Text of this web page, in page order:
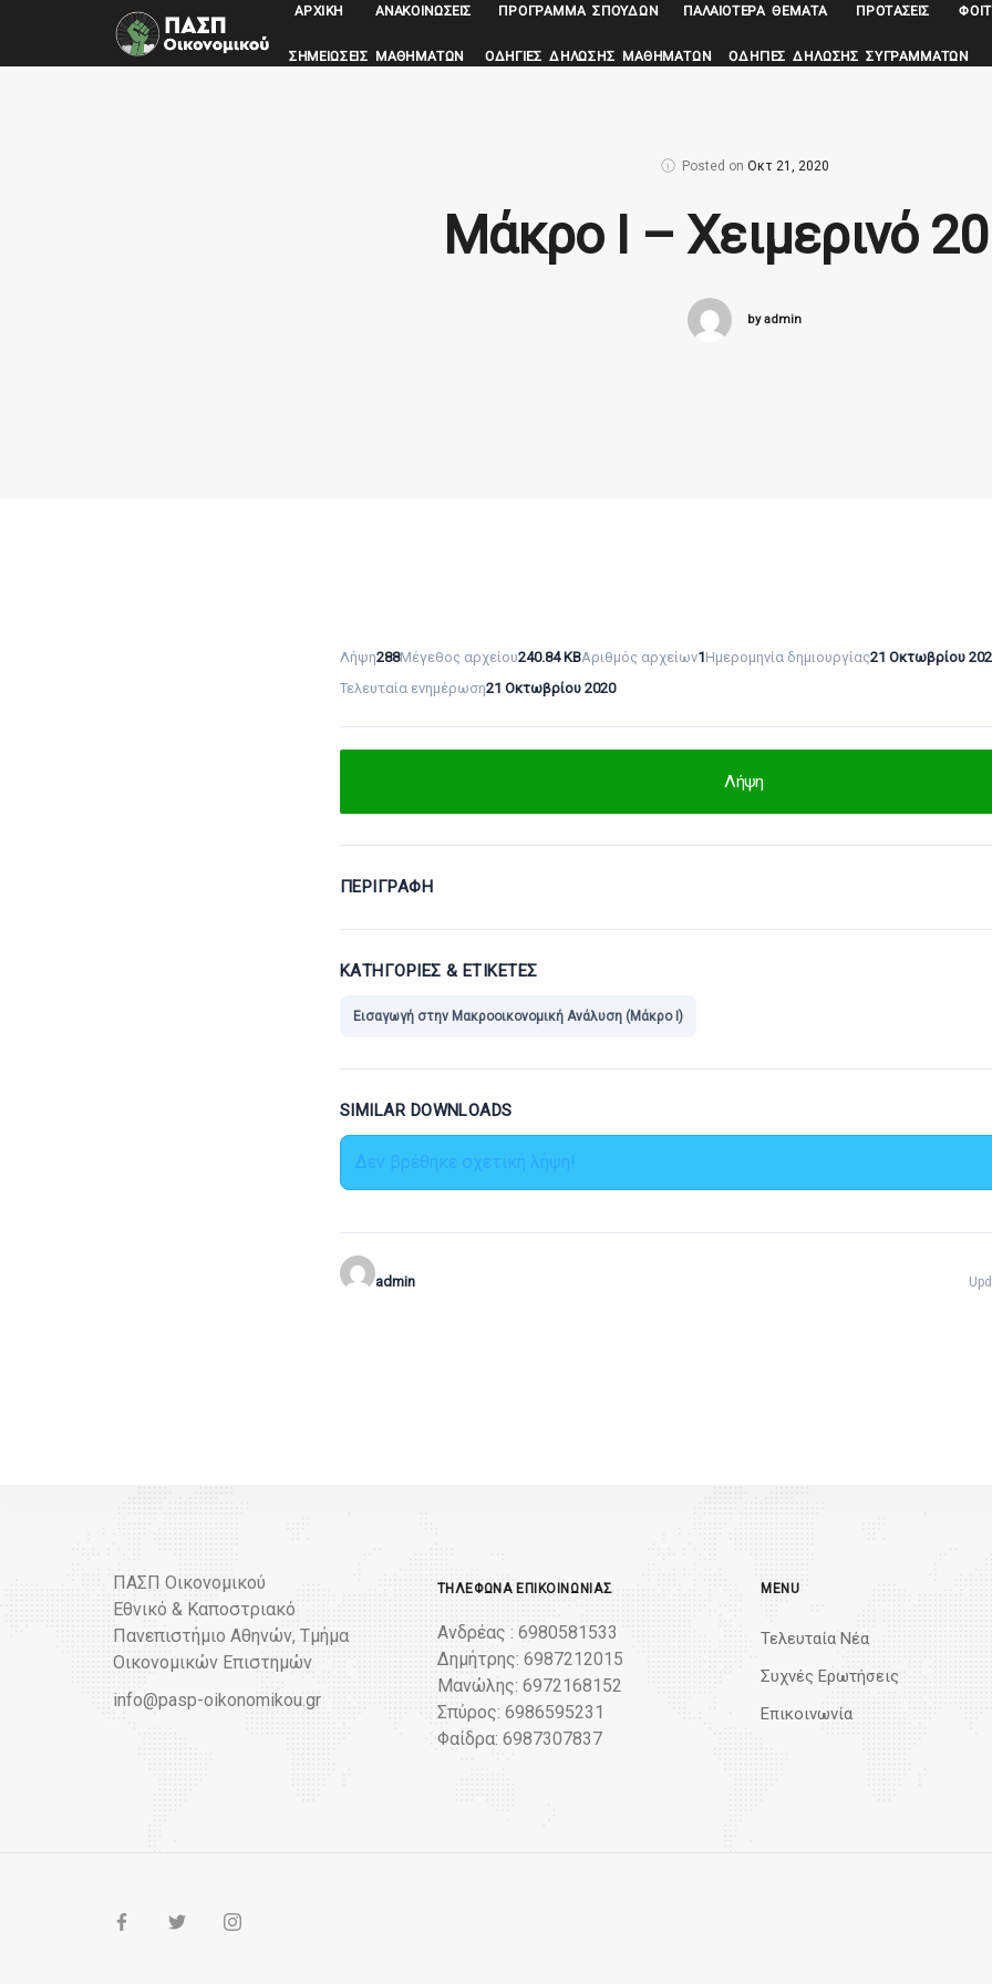
ΑΡΧΙΚΉ ΑΝΑΚΟΙΝΏΣΕΙΣ ΠΡΌΓΡΑΜΜΑ ΣΠΟΥΔΏΝ ΠΑΛΑΙΌΤΕΡΑ ΘΈΜΑΤΑ ΠΡΟΤΆΣΕΙΣ
ΣΗΜΕΙΏΣΕΙΣ ΜΑΘΗΜΆΤΩΝ ΟΔΗΓΊΕΣ ΔΉΛΩΣΗΣ ΜΑΘΗΜΆΤΩΝ ΟΔΗΓΊΕΣ ΔΉΛΩΣΗΣ ΣΥΓΡΑΜΜΆΤΩΝ
Posted on Οκτ 21, 2020
Μάκρο Ι – Χειμερινό
by admin
Λήψη288Μέγεθος αρχείου240.84 KBΑριθμός αρχείων1Ημερομηνία δημιουργίας21 Οκτωβρίου
Τελευταία ενημέρωση21 Οκτωβρίου 2020
Λήψη
ΠΕΡΙΓΡΑΦΉ
ΚΑΤΗΓΟΡΊΕΣ & ΕΤΙΚΈΤΕΣ
Εισαγωγή στην Μακροοικονομική Ανάλυση (Μάκρο Ι)
SIMILAR DOWNLOADS
Δεν βρέθηκε σχετική λήψη!
admin
ΠΑΣΠ Οικονομικού
Εθνικό & Καποστριακό
Πανεπιστήμιο Αθηνών, Τμήμα
Οικονομικών Επιστημών
info@pasp-oikonomikou.gr
ΤΗΛΈΦΩΝΑ ΕΠΙΚΟΙΝΩΝΊΑΣ
Ανδρέας : 6980581533
Δημήτρης: 6987212015
Μανώλης: 6972168152
Σπύρος: 6986595231
Φαίδρα: 6987307837
MENU
Τελευταία Νέα
Συχνές Ερωτήσεις
Επικοινωνία